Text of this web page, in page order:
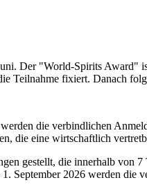
Der "World-Spirits Award"
Teilnahme fixiert. Danach
die verbindlichen
die eine wirtschaftlich
gestellt, die innerhalb von
September 2026 werden die